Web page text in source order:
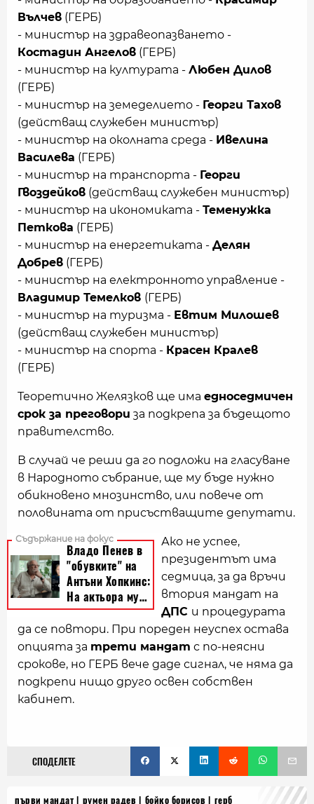
Вълчев (ГЕРБ)
- министър на здравеопазването -
Костадин Ангелов (ГЕРБ)
- министър на културата - Любен Дилов
(ГЕРБ)
- министър на земеделието - Георги Тахов
(действащ служебен министър)
- министър на околната среда - Ивелина
Василева (ГЕРБ)
- министър на транспорта - Георги
Гвоздейков (действащ служебен министър)
- министър на икономиката - Теменужка
Петкова (ГЕРБ)
- министър на енергетиката - Делян
Добрев (ГЕРБ)
- министър на електронното управление -
Владимир Темелков (ГЕРБ)
- министър на туризма - Евтим Милошев
(действащ служебен министър)
- министър на спорта - Красен Кралев
(ГЕРБ)
Теоретично Желязков ще има едноседмичен
срок за преговори за подкрепа за бъдещото
правителство.
В случай че реши да го подложи на гласуване
в Народното събрание, ще му бъдe нужно
обикновено мнозинство, или повече от
половината от присъстващите депутати.
Ако не успее,
президентът има
седмица, за да връчи
втория мандат на
ДПС и процедурата
да се повтори. При пореден неуспех остава
опцията за трети мандат с по-неясни
срокове, но ГЕРБ вече даде сигнал, че няма да
подкрепи нищо друго освен собствен
кабинет.
СПОДЕЛЕТЕ
първи мандат румен радев бойко борисов герб